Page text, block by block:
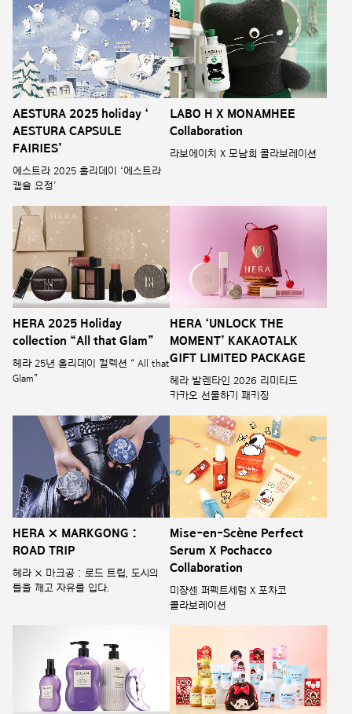
AESTURA 2025 holiday ‘
AESTURA CAPSULE
FAIRIES’
에스트라 2025 홀리데이 ‘에스트라
캡슐 요정’
LABO H X MONAMHEE
Collaboration
라보에이치 X 모남희 콜라보레이션
HERA 2025 Holiday
collection “All that Glam”
헤라 25년 홀리데이 컬렉션 “ All that
Glam”
HERA ‘UNLOCK THE
MOMENT’ KAKAOTALK
GIFT LIMITED PACKAGE
헤라 발렌타인 2026 리미티드
카카오 선물하기 패키징
HERA × MARKGONG :
ROAD TRIP
헤라 × 마크공 : 로드 트립, 도시의
틀을 깨고 자유를 입다.
Mise-en-Scène Perfect
Serum X Pochacco
Collaboration
미쟝센 퍼펙트세럼 X 포차코
콜라보레이션